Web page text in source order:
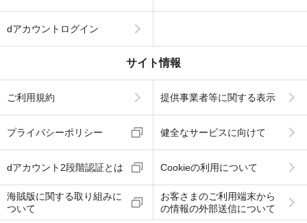
dアカウントログイン
サイト情報
ご利用規約 提供事業者等に関する表示
プライバシーポリシー 健全なサービスに向けて
dアカウント2段階認証とは Cookieの利用について
海賊版に関する取り組みに
ついて
お客さまのご利用端末から
の情報の外部送信について